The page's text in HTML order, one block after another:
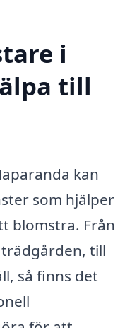
i
till
kan
som hjälper
blomstra. Från
till
så finns det